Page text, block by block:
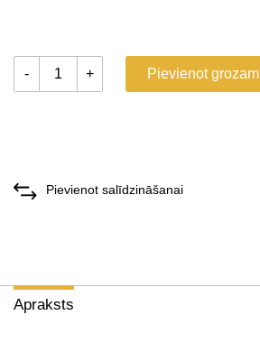
- + Pievienot grozam
Pievienot salīdzināšanai
Apraksts